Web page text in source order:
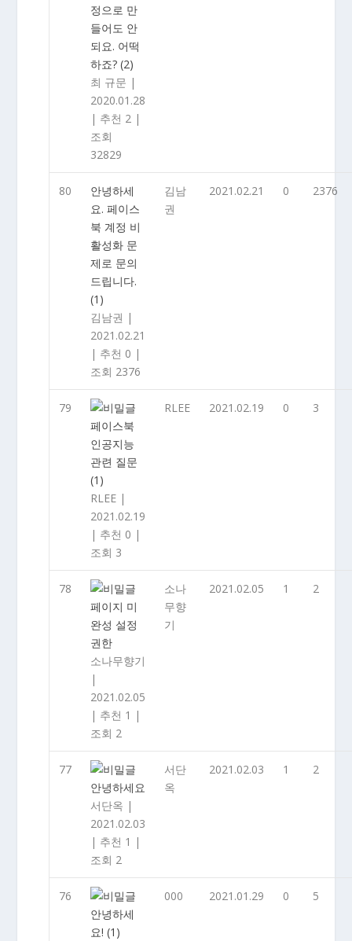
정으로 만
들어도 안
되요. 어떡
하죠?(2)
최 규문 |
2020.01.28
| 추천 2 |
조회
32829
80
안녕하세
요. 페이스
북 계정 비
활성화 문
제로 문의
드립니다.
(1)
김남권 |
2021.02.21
| 추천 0 |
조회 2376
김남
권
2021.02.21 0 2376
79
페이스북
인공지능
관련 질문
(1)
RLEE |
2021.02.19
| 추천 0 |
조회 3
RLEE 2021.02.19 0 3
78
페이지 미
완성 설정
권한
소나무향기
|
2021.02.05
| 추천 1 |
조회 2
소나
무향
기
2021.02.05 1 2
77
안녕하세요
서단옥 |
2021.02.03
| 추천 1 |
조회 2
서단
옥
2021.02.03 1 2
76
안녕하세
요!(1)
000 2021.01.29 0 5